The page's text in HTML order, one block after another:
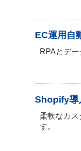
EC運用自
RPAとデ
Shopify導
柔軟なカス
す。